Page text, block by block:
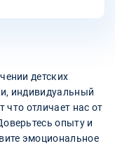
детских
индивидуальный
что отличает нас от
опыту и
эмоциональное